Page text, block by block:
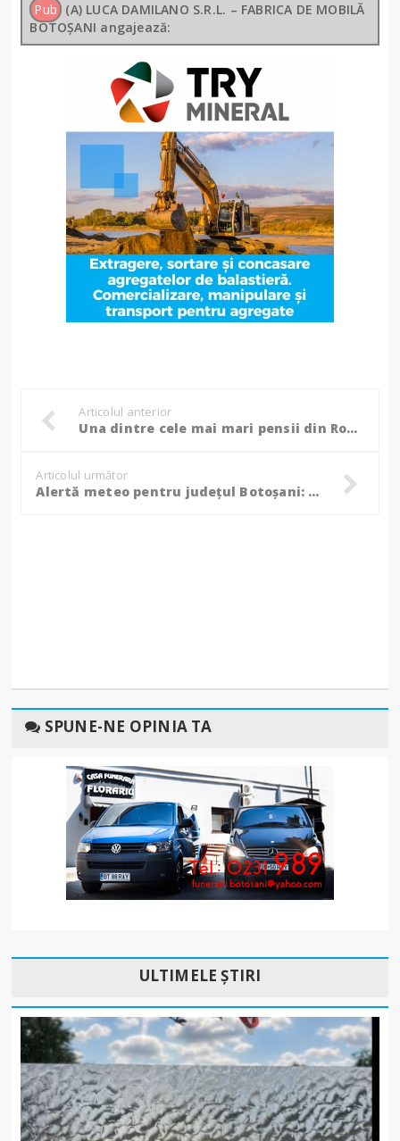
Pub (A) LUCA DAMILANO S.R.L. – FABRICA DE MOBILĂ
BOTOȘANI angajează:
Articolul anterior
Una dintre cele mai mari pensii din România, încasată de o botoșăneancă!
Articolul următor
Alertă meteo pentru județul Botoșani: Cod Galben până la ora 17.00, VEZI localitățile vizate!
SPUNE-NE OPINIA TA
ULTIMELE ȘTIRI